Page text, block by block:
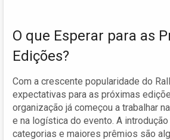
O que Esperar para as
Edições?
Com a crescente popularidade do
expectativas para as próximas
organização já começou a trabalhar
e na logística do evento. A
categorias e maiores prêmios são